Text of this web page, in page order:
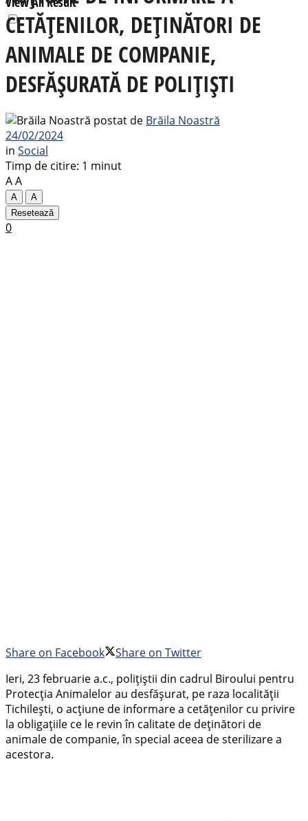
CETĂȚENILOR, DEȚINĂTORI DE
ANIMALE DE COMPANIE,
DESFĂȘURATĂ DE POLIȚIȘTI
postat de Brăila Noastră
24/02/2024
in Social
Timp de citire: 1 minut
AA
A
A
Resetează
0
Share on Facebook
Share on Twitter
Ieri, 23 februarie a.c., polițiștii din cadrul Biroului pentru
Protecția Animalelor au desfășurat, pe raza localității
Tichilești, o acțiune de informare a cetățenilor cu privire
la obligațiile ce le revin în calitate de deținători de
animale de companie, în special aceea de sterilizare a
acestora.